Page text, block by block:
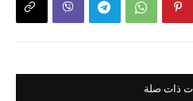
ذات صلة